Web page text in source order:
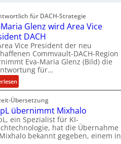
für DACH-Strategie
Maria Glenz wird Area Vice
DACH
Vice President der neu
Commvault-DACH-Region
Eva-Maria Glenz (Bild) die
für…
:
E
v
a
-
M
a
Übersetzung
übernimmt Mixhalo
ein Spezialist für KI-
hat die Übernahme
bekannt gegeben, einem in